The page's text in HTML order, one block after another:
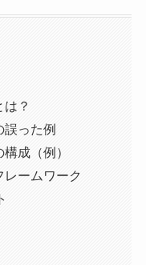
？
誤った例
成（例）
ームワーク